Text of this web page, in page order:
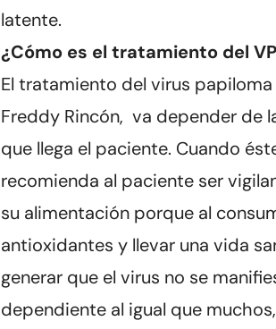
latente.
¿Cómo es el tratamiento del
El tratamiento del virus
Freddy Rincón, va depender de
que llega el paciente. Cuando
recomienda al paciente ser
su alimentación porque al
antioxidantes y llevar una vida
generar que el virus no se
dependiente al igual que